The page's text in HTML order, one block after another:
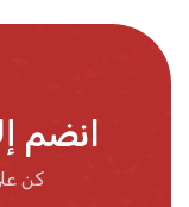
انضم
كن